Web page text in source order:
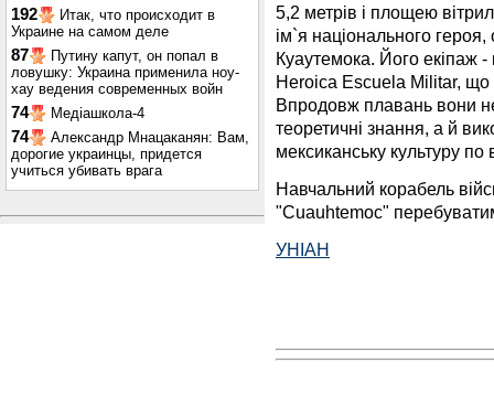
192
Итак, что происходит в
Украине на самом деле
87
Путину капут, он попал в
ловушку: Украина применила ноу-
хау ведения современных войн
74 Медіашкола-4
74
Александр Мнацаканян: Вам,
дорогие украинцы, придется
учиться убивать врага
5,2 метрів і площею
ім`я національного
Куаутемока. Його екіпаж
Heroica Escuela Militar, що
Впродовж плавань вони
теоретичні знання, а й
мексиканську культуру по
Навчальний корабель
"Cuauhtemoc"
УНІАН